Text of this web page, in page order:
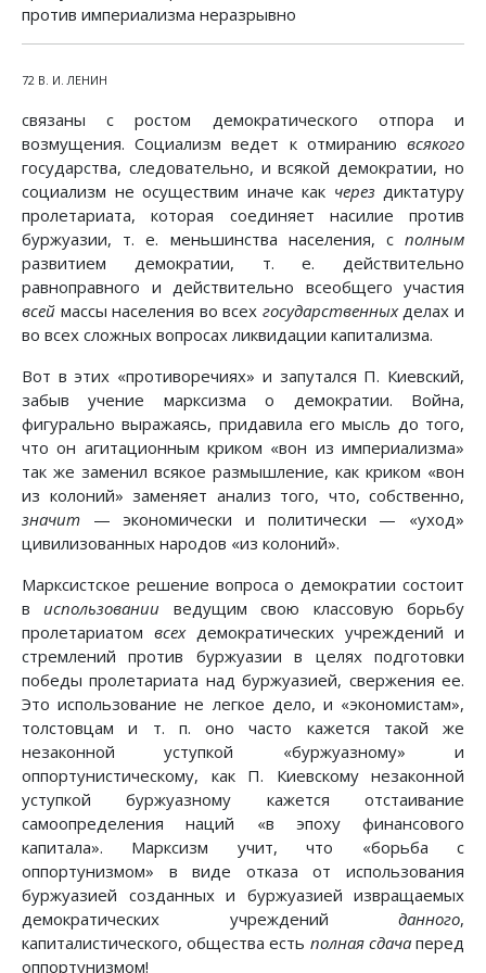
против империализма неразрывно
72 В. И. ЛЕНИН
связаны с ростом демократического отпора и
возмущения. Социализм ведет к отмиранию всякого
государства, следовательно, и всякой демократии, но
социализм не осуществим иначе как черездиктатуру
пролетариата, которая соединяет насилие против
буржуазии, т. е. меньшинства населения, с полным
развитием демократии, т. е. действительно
равноправного и действительно всеобщего участия
всей массы населения во всех государственныхделах и
во всех сложных вопросах ликвидации капитализма.
Вот в этих «противоречиях» и запутался П. Киевский,
забыв учение марксизма о демократии. Война,
фигурально выражаясь, придавила его мысль до того,
что он агитационным криком «вон из империализма»
так же заменил всякое размышление, как криком «вон
из колоний» заменяет анализ того, что, собственно,
значит — экономически и политически — «уход»
цивилизованных народов «из колоний».
Марксистское решение вопроса о демократии состоит
виспользовании ведущим свою классовую борьбу
пролетариатом всехдемократических учреждений и
стремлений против буржуазии в целях подготовки
победы пролетариата над буржуазией, свержения ее.
Это использование не легкое дело, и «экономистам»,
толстовцам и т. п. оно часто кажется такой же
незаконной уступкой «буржуазному» и
оппортунистическому, как П. Киевскому незаконной
уступкой буржуазному кажется отстаивание
самоопределения наций «в эпоху финансового
капитала». Марксизм учит, что «борьба с
оппортунизмом» в виде отказа от использования
буржуазией созданных и буржуазией извращаемых
демократических учреждений данного,
капиталистического, общества есть полная сдачаперед
оппортунизмом!